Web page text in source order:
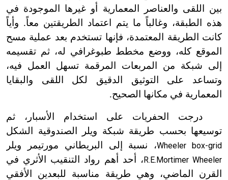
بين اللقى والعناصر المعمارية أو غيرها الموجودة في
هذه الطبقة، وغالباً ما يتم اعتماد الطريقتين معاً. وأياً
كانت الطريقة المعتمدة، فإنها تستخدم بعد عملية مسح
الموقع كله، ووضع مخطط طبوغرافي له، ثم تقسيمه
إلى شبكة من المربعات المرقمة تسهل العمل فيه،
وتساعد على التوثيق الدقيق لكل اللقى والبقايا
المعمارية في مكانها الصحيح.
درجت الحفريات على استخدام الأسبار، ثم
توسيعها بحسب طريقة شبكة ويلر الصندوقية الشكل
Wheeler box-grid، نسبة إلى البريطاني مورتيمر ويلر
R.E.Mortimer Wheeler ، أحد أهم رواد التنقيب الأثري في
القرن الماضي، وهي طريقة مناسبة للبعدين الأفقي